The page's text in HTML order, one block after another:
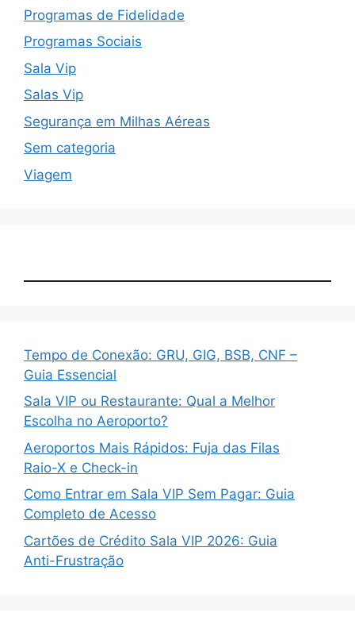
Programas de Fidelidade
Programas Sociais
Sala Vip
Salas Vip
Segurança em Milhas Aéreas
Sem categoria
Viagem
Tempo de Conexão: GRU, GIG, BSB, CNF –
Guia Essencial
Sala VIP ou Restaurante: Qual a Melhor
Escolha no Aeroporto?
Aeroportos Mais Rápidos: Fuja das Filas
Raio-X e Check-in
Como Entrar em Sala VIP Sem Pagar: Guia
Completo de Acesso
Cartões de Crédito Sala VIP 2026: Guia
Anti-Frustração